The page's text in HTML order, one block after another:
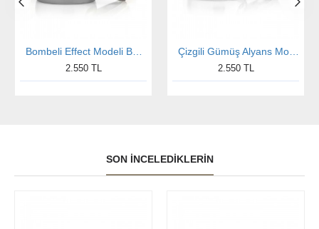
2.550 TL 2.550 TL
SON İNCELEDIKLERIN